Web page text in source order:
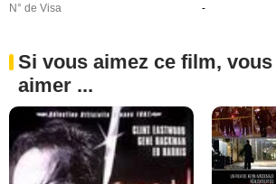
N° de Visa
-
Si vous aimez ce film,
aimer ...